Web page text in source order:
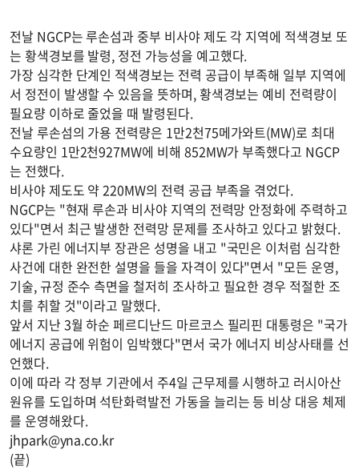
전날 NGCP는 루손섬과 중부 비사야 제도 각 지역에 적색경보 또
는 황색경보를 발령, 정전 가능성을 예고했다.
가장 심각한 단계인 적색경보는 전력 공급이 부족해 일부 지역에
서 정전이 발생할 수 있음을 뜻하며, 황색경보는 예비 전력량이
필요량 이하로 줄었을 때 발령된다.
전날 루손섬의 가용 전력량은 1만2천75메가와트(MW)로 최대
수요량인 1만2천927MW에 비해 852MW가 부족했다고 NGCP
는 전했다.
비사야 제도도 약 220MW의 전력 공급 부족을 겪었다.
NGCP는 "현재 루손과 비사야 지역의 전력망 안정화에 주력하고
있다"면서 최근 발생한 전력망 문제를 조사하고 있다고 밝혔다.
샤론 가린 에너지부 장관은 성명을 내고 "국민은 이처럼 심각한
사건에 대한 완전한 설명을 들을 자격이 있다"면서 "모든 운영,
기술, 규정 준수 측면을 철저히 조사하고 필요한 경우 적절한 조
치를 취할 것"이라고 말했다.
앞서 지난 3월 하순 페르디난드 마르코스 필리핀 대통령은 "국가
에너지 공급에 위험이 임박했다"면서 국가 에너지 비상사태를 선
언했다.
이에 따라 각 정부 기관에서 주4일 근무제를 시행하고 러시아산
원유를 도입하며 석탄화력발전 가동을 늘리는 등 비상 대응 체제
를 운영해왔다.
jhpark@yna.co.kr
(끝)